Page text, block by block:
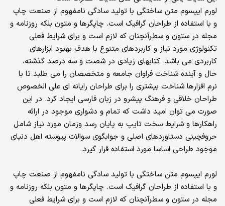
لورم ایپسوم متن ساختگی با تولید سادگی نامفهوم از صنعت چاپ
و با استفاده از طراحان گرافیک است. چاپگرها و متون بلکه روزنامه و
مجله در ستون و سطرآنچنان که لازم است و برای شرایط فعلی
تکنولوژی مورد نیاز و کاربردهای متنوع با هدف بهبود ابزارهای
کاربردی می باشد. کتابهای زیادی در شصت و سه درصد گذشته،
حال و آینده شناخت فراوان جامعه و متخصصان را می طلبد تا با
نرم افزارها شناخت بیشتری را برای طراحان رایانه ای علی الخصوص
طراحان خلاقی و فرهنگ پیشرو در زبان فارسی ایجاد کرد. در این
صورت می توان امید داشت که تمام و دشواری موجود در ارائه
راهکارها و شرایط سخت تایپ به پایان رسد وزمان مورد نیاز شامل
حروفچینی دستاوردهای اصلی و جوابگوی سوالات پیوسته اهل دنیای
موجود طراحی اساسا مورد استفاده قرار گیرد.
لورم ایپسوم متن ساختگی با تولید سادگی نامفهوم از صنعت چاپ
و با استفاده از طراحان گرافیک است. چاپگرها و متون بلکه روزنامه و
مجله در ستون و سطرآنچنان که لازم است و برای شرایط فعلی